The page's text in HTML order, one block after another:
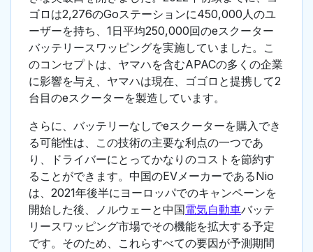
ゴロは2,276のGoステーションに450,000人のユ
ーザーを持ち、1日平均250,000回のeスクーター
バッテリースワッピングを実施していました。こ
のコンセプトは、ヤマハを含むAPACの多くの企業
に影響を与え、ヤマハは現在、ゴゴロと提携して2
台目のeスクーターを製造しています。
さらに、バッテリーなしでeスクーターを購入でき
る可能性は、この技術の主要な利点の一つであ
り、ドライバーにとってかなりのコストを節約す
ることができます。中国のEVメーカーであるNio
は、2021年後半にヨーロッパでのキャンペーンを
開始した後、ノルウェーと中国電気自動車バッテ
リースワッピング市場でその機能を拡大する予定
です。そのため、これらすべての要因が予測期間